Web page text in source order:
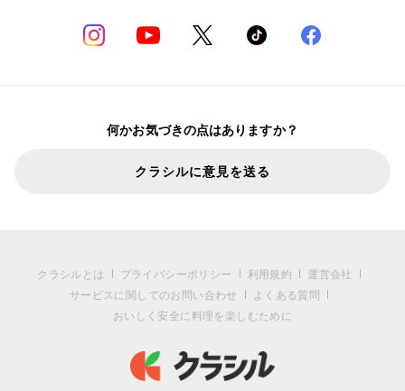
何かお気づきの点はありますか？
クラシルに意見を送る
クラシルとは プライバシーポリシー 利用規約
運営会社
サービスに関してのお問い合わせ
よくある質問
おいしく安全に料理を楽しむために